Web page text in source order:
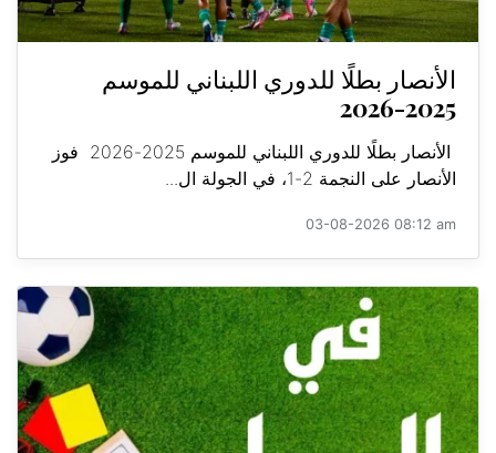
الأنصار بطلًا للدوري اللبناني للموسم
2025-2026
الأنصار بطلًا للدوري اللبناني للموسم 2025-2026 فوز
الأنصار على النجمة 2-1، في الجولة ال...
03-08-2026 08:12 am